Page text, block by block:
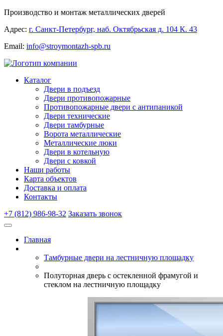
Производство и монтаж металлических дверей
Адрес: г. Санкт-Петербург, наб. Октябрьская д. 104 К. 43
Email: info@stroymontazh-spb.ru
Каталог
Двери в подъезд
Двери противопожарные
Противопожарные двери с антипаникой
Двери технические
Двери тамбурные
Ворота металлические
Металлические люки
Двери в котельную
Двери с ковкой
Наши работы
Карта объектов
Доставка и оплата
Контакты
+7 (812) 986-98-32 Заказать звонок
Главная
Тамбурные двери на лестничную площадку
Полуторная дверь с остекленной фрамугой и
стеклом на лестничную площадку